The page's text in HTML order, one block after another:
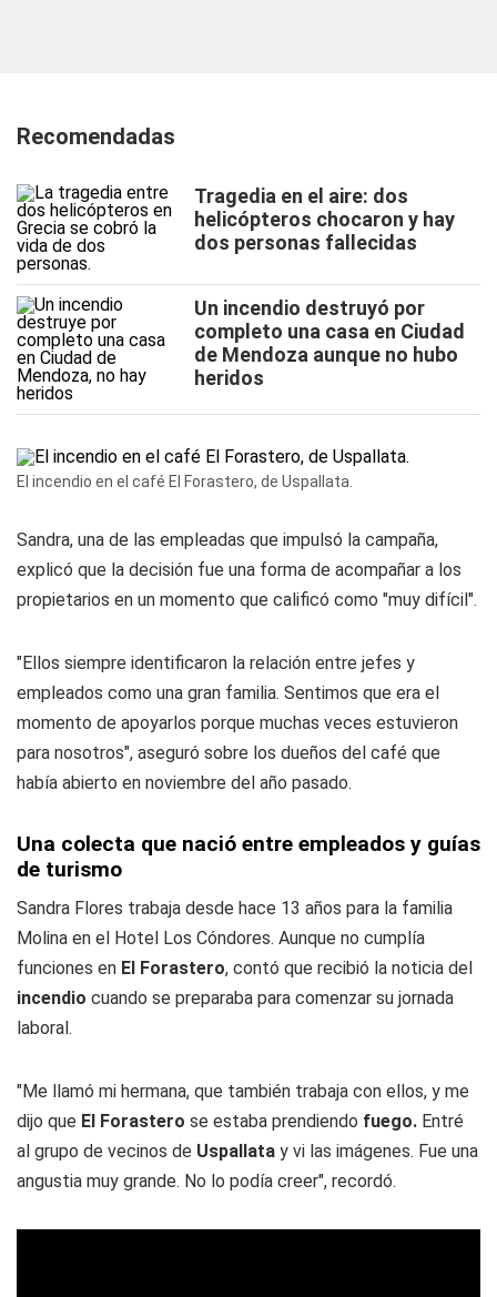
Recomendadas
Tragedia en el aire: dos
helicópteros chocaron y hay
dos personas fallecidas
Un incendio destruyó por
completo una casa en Ciudad
de Mendoza aunque no hubo
heridos
El incendio en el café El Forastero, de Uspallata.
Sandra, una de las empleadas que impulsó la campaña,
explicó que la decisión fue una forma de acompañar a los
propietarios en un momento que calificó como "muy difícil".
"Ellos siempre identificaron la relación entre jefes y
empleados como una gran familia. Sentimos que era el
momento de apoyarlos porque muchas veces estuvieron
para nosotros", aseguró sobre los dueños del café que
había abierto en noviembre del año pasado.
Una colecta que nació entre empleados y guías
de turismo
Sandra Flores trabaja desde hace 13 años para la familia
Molina en el Hotel Los Cóndores. Aunque no cumplía
funciones en El Forastero, contó que recibió la noticia del
incendio cuando se preparaba para comenzar su jornada
laboral.
"Me llamó mi hermana, que también trabaja con ellos, y me
dijo que El Forastero se estaba prendiendo fuego. Entré
al grupo de vecinos de Uspallata y vi las imágenes. Fue una
angustia muy grande. No lo podía creer", recordó.